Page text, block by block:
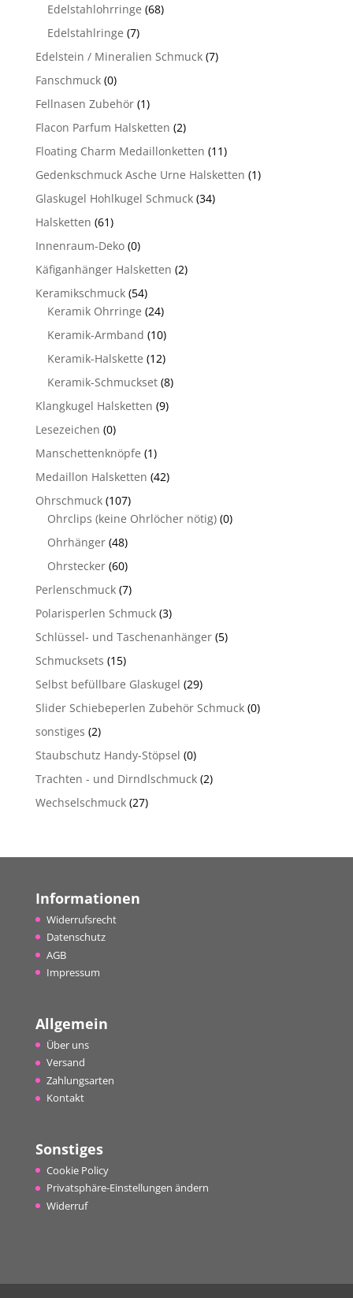
Edelstahlohrringe (68)
Edelstahlringe (7)
Edelstein / Mineralien Schmuck (7)
Fanschmuck (0)
Fellnasen Zubehör (1)
Flacon Parfum Halsketten (2)
Floating Charm Medaillonketten (11)
Gedenkschmuck Asche Urne Halsketten (1)
Glaskugel Hohlkugel Schmuck (34)
Halsketten (61)
Innenraum-Deko (0)
Käfiganhänger Halsketten (2)
Keramikschmuck (54)
Keramik Ohrringe (24)
Keramik-Armband (10)
Keramik-Halskette (12)
Keramik-Schmuckset (8)
Klangkugel Halsketten (9)
Lesezeichen (0)
Manschettenknöpfe (1)
Medaillon Halsketten (42)
Ohrschmuck (107)
Ohrclips (keine Ohrlöcher nötig) (0)
Ohrhänger (48)
Ohrstecker (60)
Perlenschmuck (7)
Polarisperlen Schmuck (3)
Schlüssel- und Taschenanhänger (5)
Schmucksets (15)
Selbst befüllbare Glaskugel (29)
Slider Schiebeperlen Zubehör Schmuck (0)
sonstiges (2)
Staubschutz Handy-Stöpsel (0)
Trachten - und Dirndlschmuck (2)
Wechselschmuck (27)
Informationen
Widerrufsrecht
Datenschutz
AGB
Impressum
Allgemein
Über uns
Versand
Zahlungsarten
Kontakt
Sonstiges
Cookie Policy
Privatsphäre-Einstellungen ändern
Widerruf